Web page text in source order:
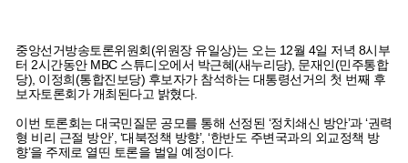
중앙선거방송토론위원회(위원장 유일상)는 오는 12월 4일 저녁 8시부
터 2시간동안 MBC 스튜디오에서 박근혜(새누리당), 문재인(민주통합
당), 이정희(통합진보당) 후보자가 참석하는 대통령선거의 첫 번째 후
보자토론회가 개최된다고 밝혔다.
이번 토론회는 대국민질문 공모를 통해 선정된 ‘정치쇄신 방안’과 ‘권력
형 비리 근절 방안’, ‘대북정책 방향’, ‘한반도 주변국과의 외교정책 방
향’을 주제로 열띤 토론을 벌일 예정이다.